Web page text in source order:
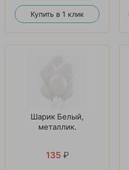
Купить в 1 клик
Шарик Белый,
металлик.
135 ₽